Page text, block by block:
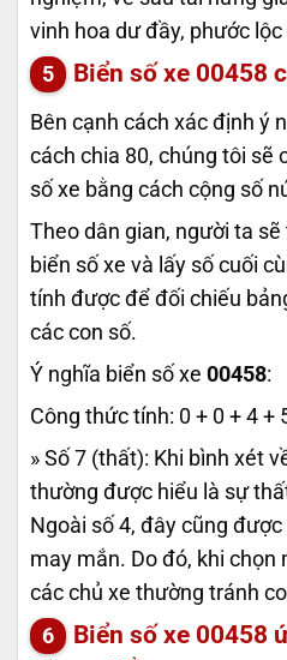
vinh hoa dư đầy, phước
Biển số xe 00458
Bên cạnh cách xác định ý
cách chia 80, chúng tôi sẽ
số xe bằng cách cộng số
Theo dân gian, người ta
biển số xe và lấy số cuối
tính được để đối chiếu
các con số.
Ý nghĩa biển số xe 00458:
Công thức tính: 0 + 0 + 4 +
» Số 7 (thất): Khi bình xét
thường được hiểu là sự
Ngoài số 4, đây cũng
may mắn. Do đó, khi chọn
các chủ xe thường tránh
Biển số xe 00458